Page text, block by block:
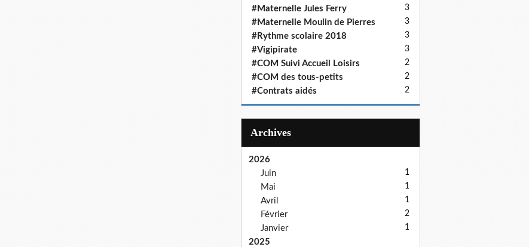
#Maternelle Jules Ferry 3
#Maternelle Moulin de Pierres 3
#Rythme scolaire 2018 3
#Vigipirate 3
#COM Suivi Accueil Loisirs 2
#COM des tous-petits 2
#Contrats aidés 2
Archives
2026
Juin
1
Mai 1
Avril 1
Février 2
Janvier 1
2025